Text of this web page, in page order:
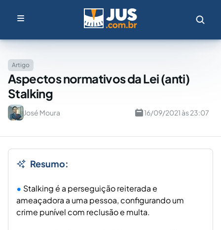
Artigo
Aspectos normativos da Lei (anti)
Stalking
José Moura 16/09/2021 às 23:07
Resumo:
Stalking é a perseguição reiterada e
ameaçadora a uma pessoa, configurando um
crime punível com reclusão e multa.